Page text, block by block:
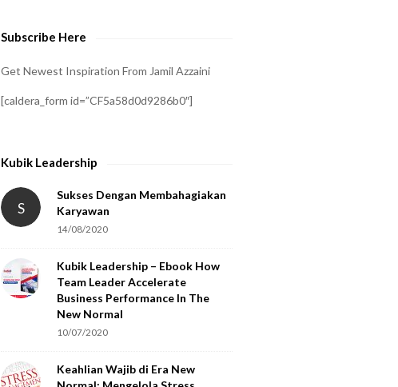
Subscribe Here
Get Newest Inspiration From Jamil Azzaini
[caldera_form id=”CF5a58d0d9286b0″]
Kubik Leadership
S
Sukses Dengan Membahagiakan
Karyawan
14/08/2020
Kubik Leadership – Ebook How
Team Leader Accelerate
Business Performance In The
New Normal
10/07/2020
Keahlian Wajib di Era New